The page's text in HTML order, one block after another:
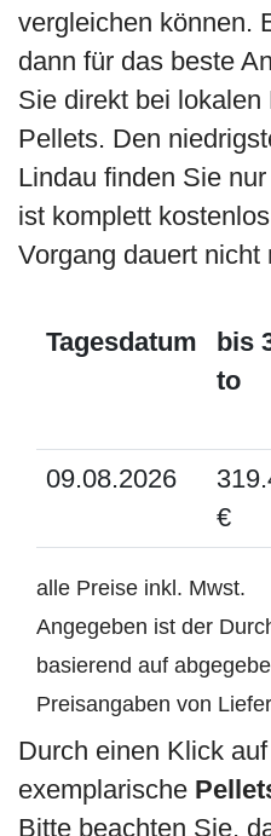
vergleichen können.
dann für das beste
Sie direkt bei lokalen
Pellets. Den
Lindau finden Sie
ist komplett
Vorgang dauert nicht
Tagesdatum
bis
to
09.08.2026
€
alle Preise inkl. Mwst.
Angegeben ist der
basierend auf
Preisangaben von
Durch einen Klick
exemplarische
Bitte beachten Sie,